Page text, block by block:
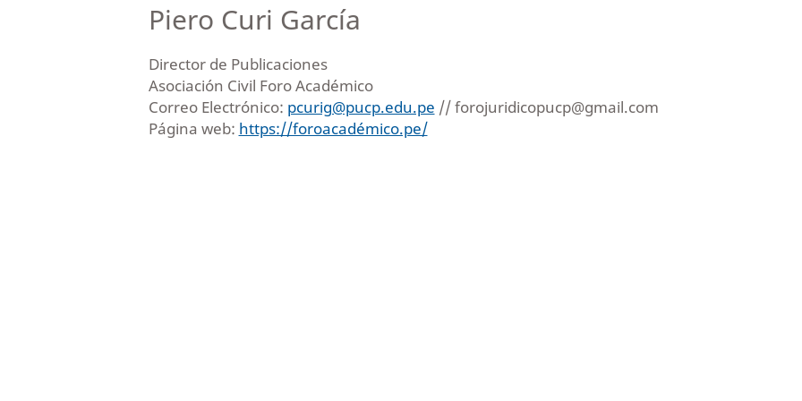
Piero Curi García
Director de Publicaciones
Asociación Civil Foro Académico
Correo Electrónico: pcurig@pucp.edu.pe // forojuridicopucp@gmail.com
Página web: https://foroacadémico.pe/